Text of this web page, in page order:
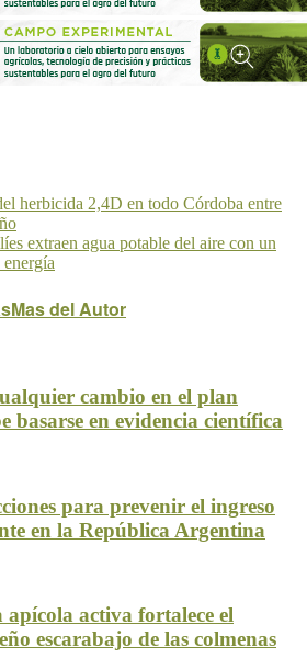
herbicida 2,4D en todo Córdoba entre
extraen agua potable del aire con un
Mas del Autor
cambio en el plan
basarse en evidencia científica
para prevenir el ingreso
en la República Argentina
activa fortalece el
escarabajo de las colmenas